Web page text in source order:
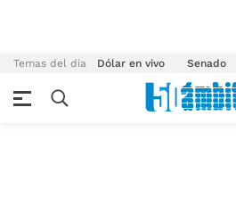
Temas del día Dólar en vivo Senado